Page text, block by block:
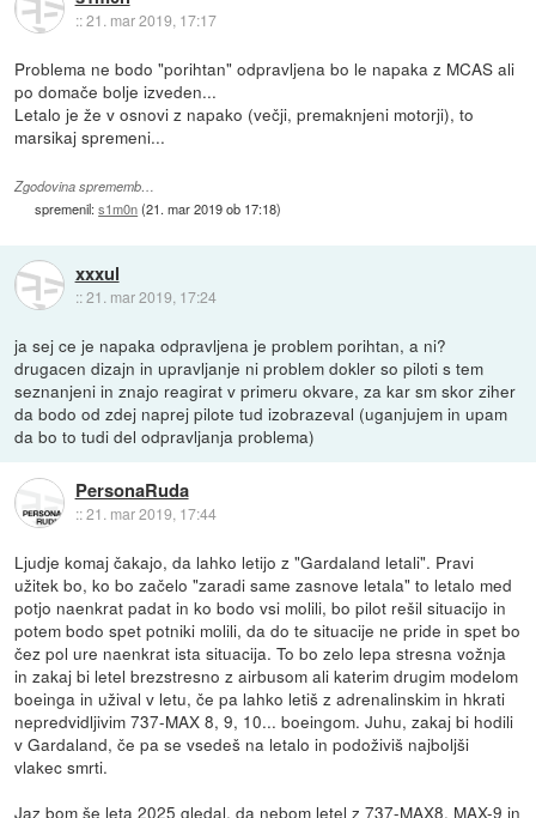
::21. mar 2019, 17:17
Problema ne bodo "porihtan" odpravljena bo le napaka z MCAS ali
po domače bolje izveden...
Letalo je že v osnovi z napako (večji, premaknjeni motorji), to
marsikaj spremeni...
Zgodovina sprememb…
spremenil:s1m0n(21. mar 2019 ob 17:18)
xxxul
::21. mar 2019, 17:24
ja sej ce je napaka odpravljena je problem porihtan, a ni?
drugacen dizajn in upravljanje ni problem dokler so piloti s tem
seznanjeni in znajo reagirat v primeru okvare, za kar sm skor ziher
da bodo od zdej naprej pilote tud izobrazeval (uganjujem in upam
da bo to tudi del odpravljanja problema)
PersonaRuda
::21. mar 2019, 17:44
Ljudje komaj čakajo, da lahko letijo z "Gardaland letali". Pravi
užitek bo, ko bo začelo "zaradi same zasnove letala" to letalo med
potjo naenkrat padat in ko bodo vsi molili, bo pilot rešil situacijo in
potem bodo spet potniki molili, da do te situacije ne pride in spet bo
čez pol ure naenkrat ista situacija. To bo zelo lepa stresna vožnja
in zakaj bi letel brezstresno z airbusom ali katerim drugim modelom
boeinga in užival v letu, če pa lahko letiš z adrenalinskim in hkrati
nepredvidljivim 737-MAX 8, 9, 10... boeingom. Juhu, zakaj bi hodili
v Gardaland, če pa se vsedeš na letalo in podoživiš najboljši
vlakec smrti.
Jaz bom še leta 2025 gledal, da nebom letel z 737-MAX8, MAX-9 in